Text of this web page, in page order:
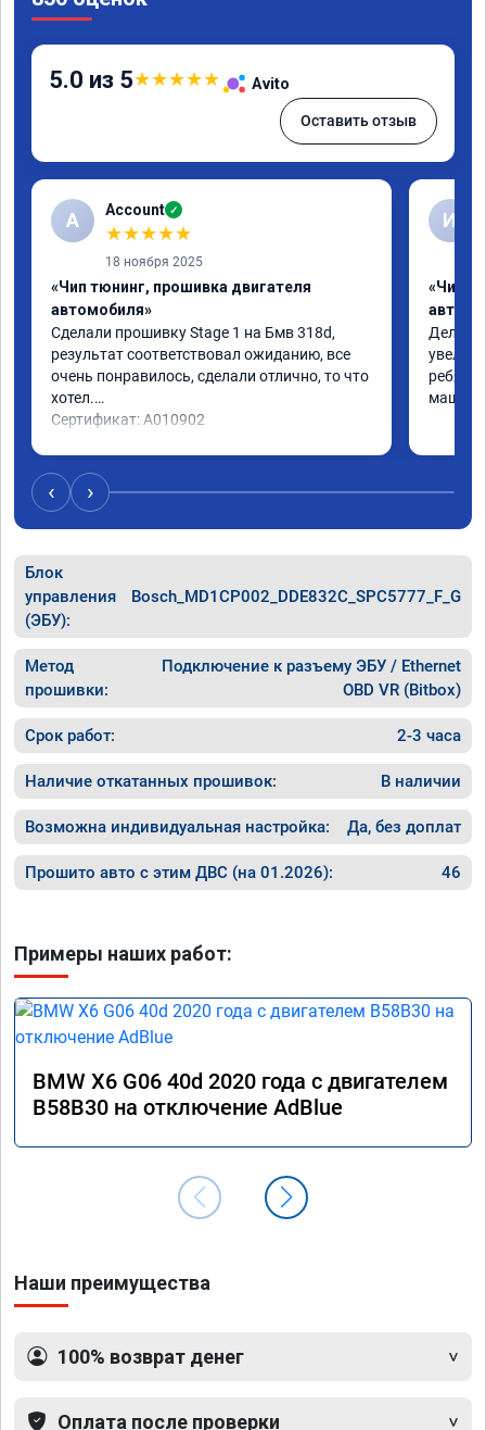
5.0 из 5★★★★★ Avito
Оставить отзыв
A Account ✓
★★★★★
18 ноября 2025
«Чип тюнинг, прошивка двигателя
автомобиля»
Сделали прошивку Stage 1 на Бмв 318d,
результат соответствовал ожиданию, все
очень понравилось, сделали отлично, то что
хотел.
Сертификат: A010902
И
«Чип
Делали
ребята
машина
‹ ›
Блок
управления
(ЭБУ):
Bosch_MD1CP002_DDE832C_SPC5777_F_G
Метод
прошивки:
Подключение к разъему ЭБУ / Ethernet
OBD VR (Bitbox)
Срок работ: 2-3 часа
Наличие откатанных прошивок: В наличии
Возможна индивидуальная настройка: Да, без доплат
Прошито авто с этим ДВС (на 01.2026): 46
Примеры наших работ:
BMW X6 G06 40d 2020 года с двигателем
B58B30 на отключение AdBlue
Наши преимущества
100% возврат денег
Оплата после проверки